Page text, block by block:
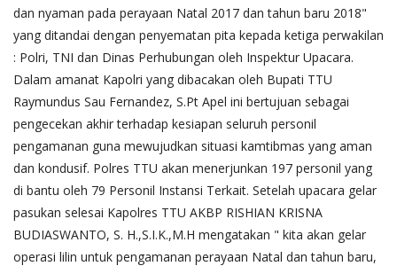
dan nyaman pada perayaan Natal 2017 dan tahun baru 2018"
yang ditandai dengan penyematan pita kepada ketiga perwakilan
: Polri, TNI dan Dinas Perhubungan oleh Inspektur Upacara.
Dalam amanat Kapolri yang dibacakan oleh Bupati TTU
Raymundus Sau Fernandez, S.Pt Apel ini bertujuan sebagai
pengecekan akhir terhadap kesiapan seluruh personil
pengamanan guna mewujudkan situasi kamtibmas yang aman
dan kondusif. Polres TTU akan menerjunkan 197 personil yang
di bantu oleh 79 Personil Instansi Terkait. Setelah upacara gelar
pasukan selesai Kapolres TTU AKBP RISHIAN KRISNA
BUDIASWANTO, S. H.,S.I.K.,M.H mengatakan " kita akan gelar
operasi lilin untuk pengamanan perayaan Natal dan tahun baru,